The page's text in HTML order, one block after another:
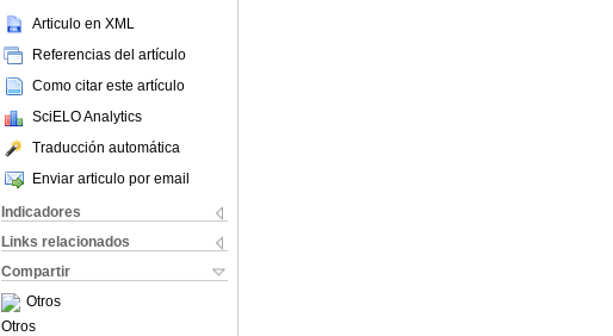
Articulo en XML
Referencias del artículo
Como citar este artículo
SciELO Analytics
Traducción automática
Enviar articulo por email
Indicadores
Links relacionados
Compartir
Otros
Otros